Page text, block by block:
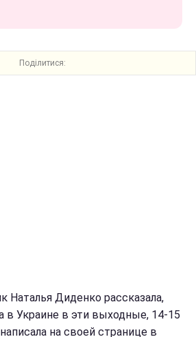
Поділитися:
Наталья Диденко рассказала,
в Украине в эти выходные, 14-15
на своей странице в